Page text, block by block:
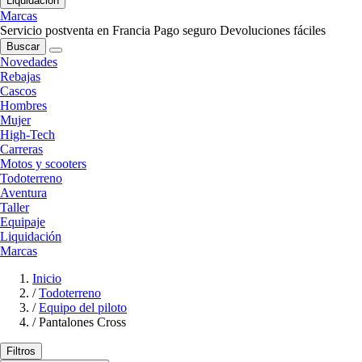
Marcas
Servicio postventa en Francia Pago seguro Devoluciones fáciles
Buscar
Novedades
Rebajas
Cascos
Hombres
Mujer
High-Tech
Carreras
Motos y scooters
Todoterreno
Aventura
Taller
Equipaje
Liquidación
Marcas
Inicio
/ Todoterreno
/ Equipo del piloto
/ Pantalones Cross
Filtros